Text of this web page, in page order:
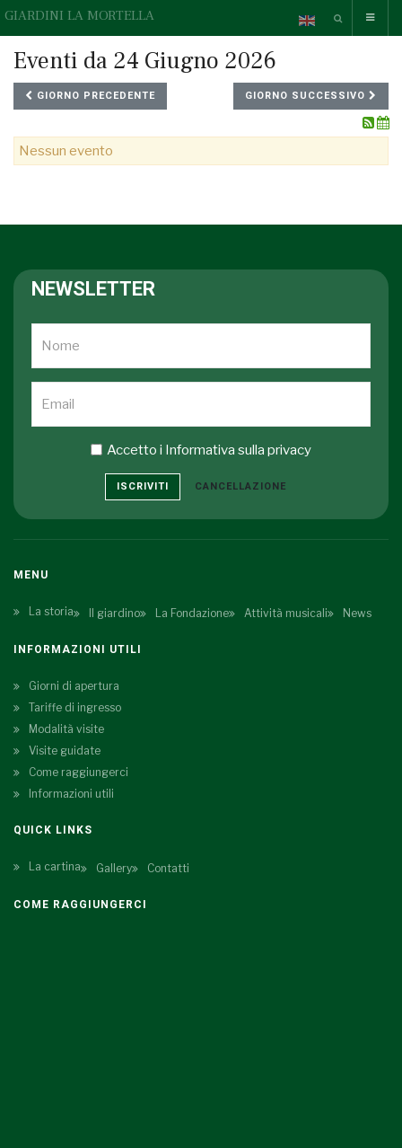
GIARDINI LA MORTELLA
Eventi da 24 Giugno 2026
GIORNO PRECEDENTE GIORNO SUCCESSIVO
Nessun evento
NEWSLETTER
Accetto i Informativa sulla privacy
ISCRIVITI CANCELLAZIONE
MENU
La storia Il giardino La Fondazione Attività musicali News
INFORMAZIONI UTILI
Giorni di apertura
Tariffe di ingresso
Modalità visite
Visite guidate
Come raggiungerci
Informazioni utili
QUICK LINKS
La cartina Gallery Contatti
COME RAGGIUNGERCI